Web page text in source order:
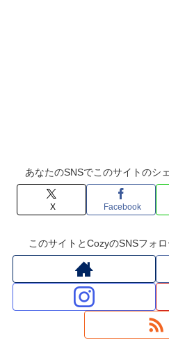
あなたのSNSでこのサイトのシ
X Facebook
このサイトとCozyのSNSフォ